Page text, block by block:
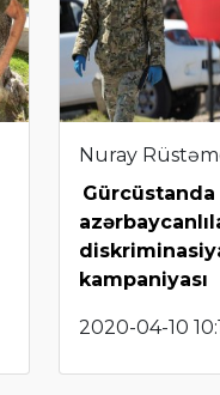
Nuray
Gürcüstanda
kampaniyası
2020-04-10